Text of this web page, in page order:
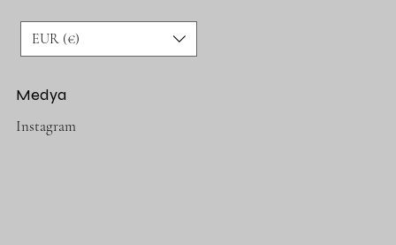
EUR (€)
Medya
Instagram